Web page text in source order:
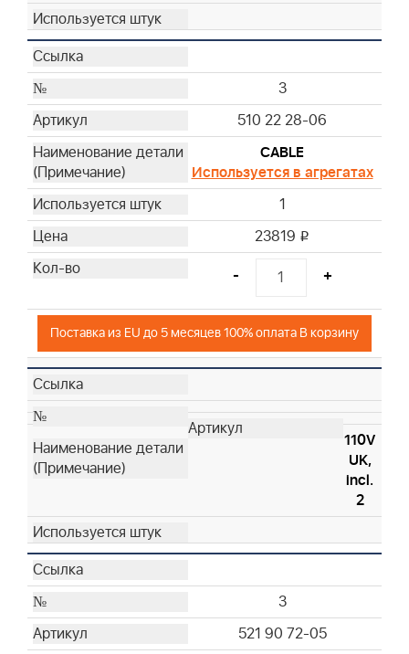
3
510 22 28-06
CABLE
Используется в агрегатах
1
23819 i
- +
Поставка из EU до 5 месяцев 100% оплата В корзину
110V
UK,
incl.
2
3
521 90 72-05